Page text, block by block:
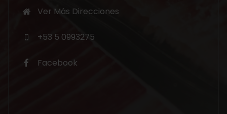
Ver Más Direcciones
+53 5 0993275
Facebook